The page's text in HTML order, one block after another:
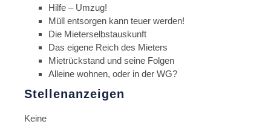
Hilfe – Umzug!
Müll entsorgen kann teuer werden!
Die Mieterselbstauskunft
Das eigene Reich des Mieters
Mietrückstand und seine Folgen
Alleine wohnen, oder in der WG?
Stellenanzeigen
Keine